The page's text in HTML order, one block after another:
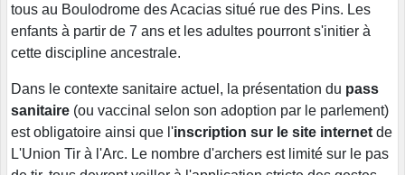
tous au Boulodrome des Acacias situé rue des Pins. Les
enfants à partir de 7 ans et les adultes pourront s'initier à
cette discipline ancestrale.
Dans le contexte sanitaire actuel, la présentation du pass
sanitaire (ou vaccinal selon son adoption par le parlement)
est obligatoire ainsi que l'inscription sur le site internet de
L'Union Tir à l'Arc. Le nombre d'archers est limité sur le pas